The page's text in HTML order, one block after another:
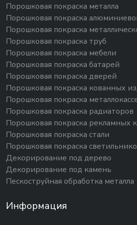
Порошковая покраска металла
Порошковая покраска
Порошковая покраска
Порошковая покраска труб
Порошковая покраска мебели
Порошковая покраска батарей
Порошковая покраска дверей
Порошковая покраска кованных
Порошковая покраска
Порошковая покраска радиаторов
Порошковая покраска рекламных
Порошковая покраска стали
Порошковая покраска
Декорирование под дерево
Декорирование под камень
Пескоструйная обработка металла
Информация